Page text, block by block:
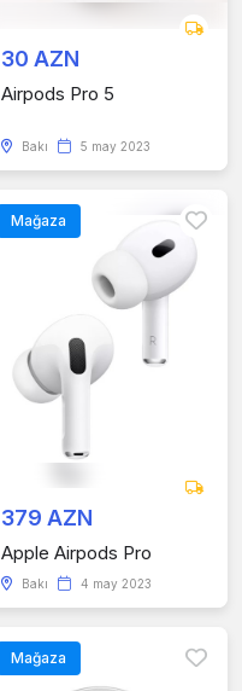
30 AZN
Airpods Pro 5
Bakı 5 may 2023
Mağaza
379 AZN
Apple Airpods Pro
Bakı 4 may 2023
Mağaza